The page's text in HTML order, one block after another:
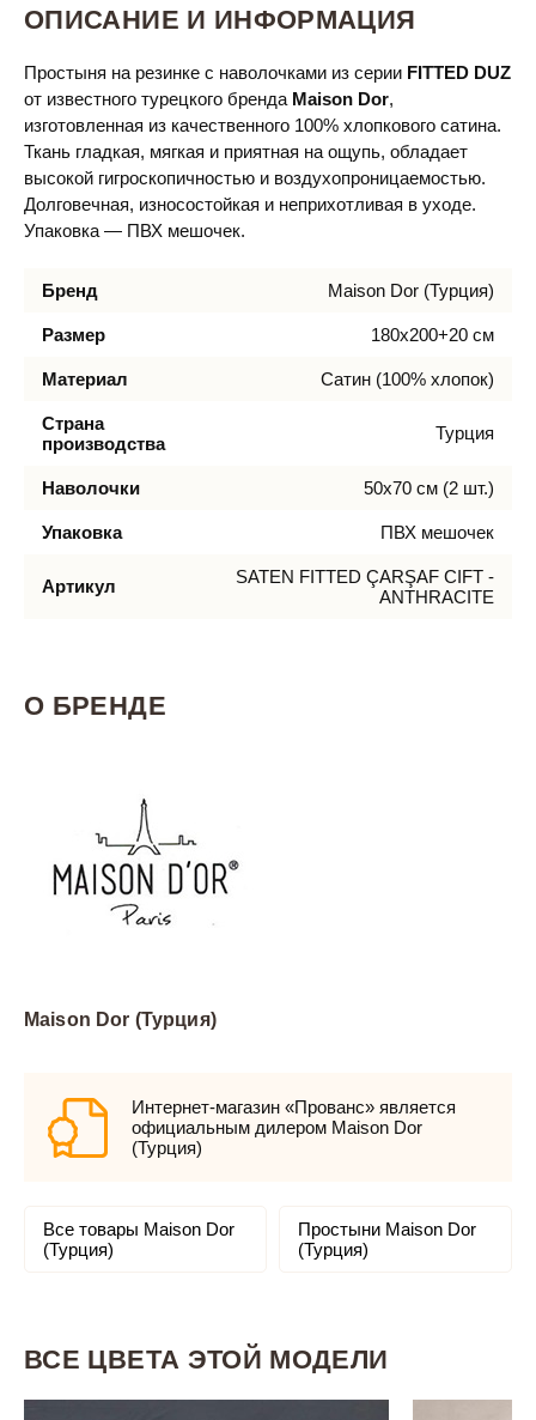
ОПИСАНИЕ И ИНФОРМАЦИЯ
Простыня на резинке с наволочками из серии FITTED DUZ
от известного турецкого бренда Maison Dor​,
изготовленная из качественного 100% хлопкового сатина.
Ткань гладкая, мягкая и приятная на ощупь, обладает
высокой гигроскопичностью и воздухопроницаемостью.
Долговечная, износостойкая и неприхотливая в уходе.
Упаковка — ПВХ мешочек.
Бренд Maison Dor (Турция)
Размер 180х200+20 см
Материал Сатин (100% хлопок)
Страна
производства
Турция
Наволочки 50х70 см (2 шт.)
Упаковка ПВХ мешочек
Артикул
SATEN FITTED ÇARŞAF CIFT -
ANTHRACITE
О БРЕНДЕ
Maison Dor (Турция)
Интернет-магазин «Прованс» является
официальным дилером Maison Dor
(Турция)
Все товары Maison Dor
(Турция)
Простыни Maison Dor
(Турция)
ВСЕ ЦВЕТА ЭТОЙ МОДЕЛИ